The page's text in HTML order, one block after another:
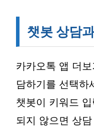
챗봇 상담
카카오톡 앱 더
담하기를 선택하
챗봇이 키워드
되지 않으면 상